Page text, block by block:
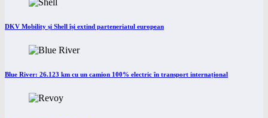
DKV Mobility și Shell își extind parteneriatul european
Blue River: 26.123 km cu un camion 100% electric în transport internațional